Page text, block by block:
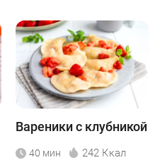
Вареники с клубникой
40 мин 242 Ккал